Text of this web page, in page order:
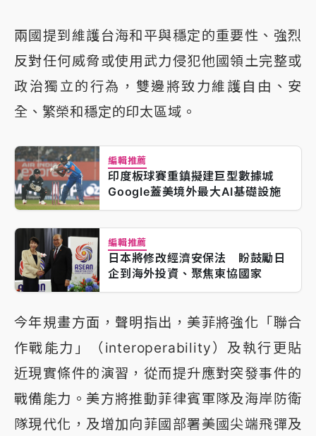
兩國提到維護台海和平與穩定的重要性、強烈
反對任何威脅或使用武力侵犯他國領土完整或
政治獨立的行為，雙邊將致力維護自由、安
全、繁榮和穩定的印太區域。
編輯推薦
印度板球賽重鎮擬建巨型數據城
Google蓋美境外最大AI基礎設施
編輯推薦
日本將修改經濟安保法 盼鼓勵日
企到海外投資、聚焦東協國家
今年規畫方面，聲明指出，美菲將強化「聯合
作戰能力」（interoperability）及執行更貼
近現實條件的演習，從而提升應對突發事件的
戰備能力。美方將推動菲律賓軍隊及海岸防衛
隊現代化，及增加向菲國部署美國尖端飛彈及